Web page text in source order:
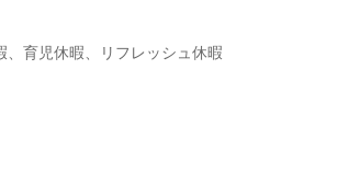
育児休暇、リフレッシュ休暇